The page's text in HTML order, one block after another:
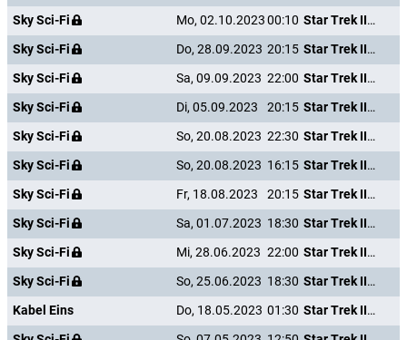
Sky Sci-Fi
Mo, 02.10.202300:10
Star Trek III - Auf der Suche nach Mr. Spock
Sky Sci-Fi
Do, 28.09.2023 20:15
Star Trek III - Auf der Suche nach Mr. Spock
Sky Sci-Fi
Sa, 09.09.2023 22:00
Star Trek III - Auf der Suche nach Mr. Spock
Sky Sci-Fi
Di, 05.09.2023 20:15
Star Trek III - Auf der Suche nach Mr. Spock
Sky Sci-Fi
So, 20.08.2023 22:30
Star Trek III - Auf der Suche nach Mr. Spock
Sky Sci-Fi
So, 20.08.2023 16:15
Star Trek III - Auf der Suche nach Mr. Spock
Sky Sci-Fi
Fr, 18.08.2023 20:15
Star Trek III - Auf der Suche nach Mr. Spock
Sky Sci-Fi
Sa, 01.07.2023 18:30
Star Trek III - Auf der Suche nach Mr. Spock
Sky Sci-Fi
Mi, 28.06.2023 22:00
Star Trek III - Auf der Suche nach Mr. Spock
Sky Sci-Fi
So, 25.06.2023 18:30
Star Trek III - Auf der Suche nach Mr. Spock
Kabel Eins
Do, 18.05.2023 01:30
Star Trek III - Auf der Suche nach Mr. Spock